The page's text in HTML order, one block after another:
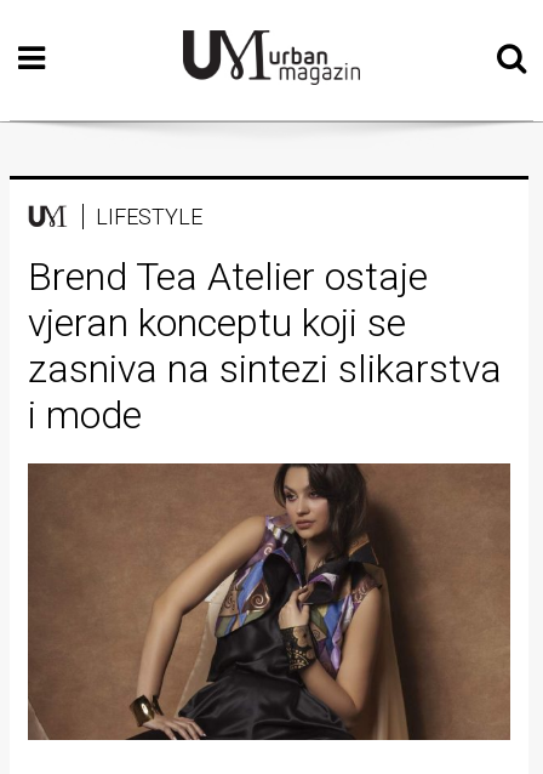
Početna
Vizualne
Teatar
Književnost
Muzika
Film
Intervju
Kolumne
Zdravlje
LIFESTYLE
Brend Tea Atelier ostaje
vjeran konceptu koji se
zasniva na sintezi slikarstva
i mode